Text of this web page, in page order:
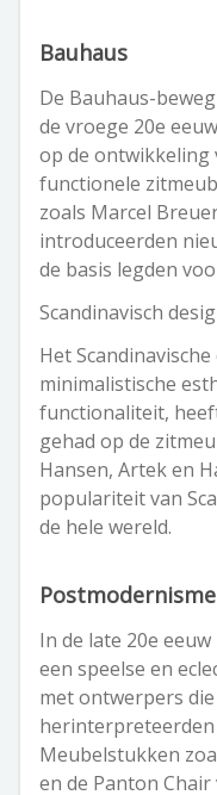
Bauhaus
De Bauhaus-
de vroege 20e
op de ontwikkeling
functionele
zoals Marcel
introduceerden
de basis legden
Scandinavisch
Het
minimalistische
functionaliteit,
gehad op de
Hansen, Artek en
populariteit van
de hele wereld.
Postmodernisme
In de late 20e
een speelse en
met ontwerpers
Meubelstukken
en de Panton